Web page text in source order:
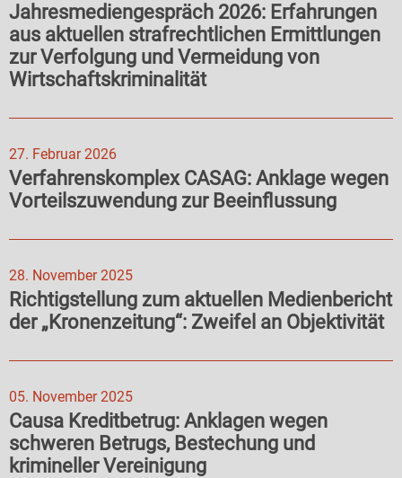
Jahresmediengespräch 2026: Erfahrungen
aus aktuellen strafrechtlichen Ermittlungen
zur Verfolgung und Vermeidung von
Wirtschaftskriminalität
27. Februar 2026
Verfahrenskomplex CASAG: Anklage wegen
Vorteilszuwendung zur Beeinflussung
28. November 2025
Richtigstellung zum aktuellen Medienbericht
der „Kronenzeitung“: Zweifel an Objektivität
05. November 2025
Causa Kreditbetrug: Anklagen wegen
schweren Betrugs, Bestechung und
krimineller Vereinigung